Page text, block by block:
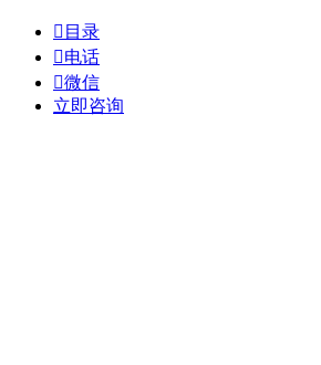
 目录
电话
微信
立即咨询